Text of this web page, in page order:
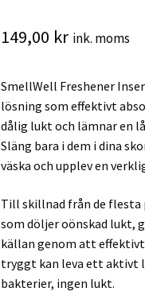
149,00 kr ink. moms
SmellWell Freshener
lösning som effektivt
dålig lukt och lämnar en
Släng bara i dem i dina
väska och upplev en
Till skillnad från de flesta
som döljer oönskad lukt,
källan genom att
tryggt kan leva ett aktivt
bakterier, ingen lukt.